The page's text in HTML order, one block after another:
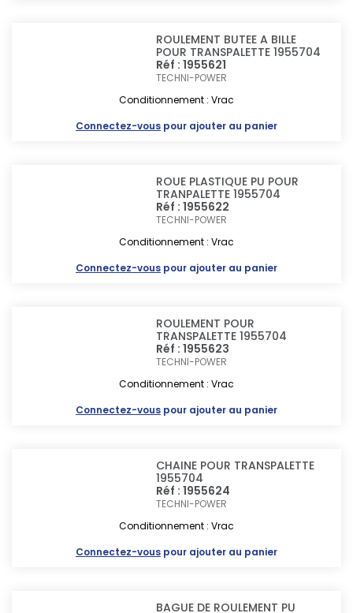
ROULEMENT BUTEE A BILLE
POUR TRANSPALETTE 1955704
Réf : 1955621
TECHNI-POWER
Conditionnement : Vrac
Connectez-vous pour ajouter au panier
ROUE PLASTIQUE PU POUR
TRANPALETTE 1955704
Réf : 1955622
TECHNI-POWER
Conditionnement : Vrac
Connectez-vous pour ajouter au panier
ROULEMENT POUR
TRANSPALETTE 1955704
Réf : 1955623
TECHNI-POWER
Conditionnement : Vrac
Connectez-vous pour ajouter au panier
CHAINE POUR TRANSPALETTE
1955704
Réf : 1955624
TECHNI-POWER
Conditionnement : Vrac
Connectez-vous pour ajouter au panier
BAGUE DE ROULEMENT PU